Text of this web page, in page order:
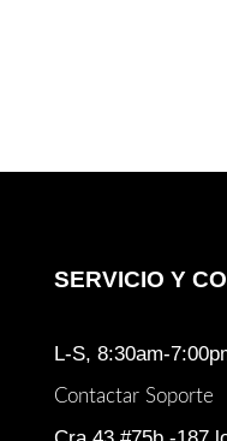
SERVICIO Y
L-S, 8:30am-
Contactar Soporte